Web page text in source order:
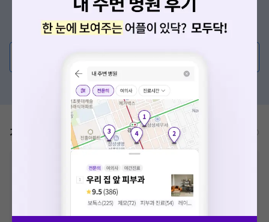
증상/치료, 궁금한 점이 있나요?
의사가 직접 답해드려요!
혹은, 의료상담 서비스에 다양한 게시글 보러가기
가격표 비급여/급여 진료란?
한 가격은 해당 의료기관에 직접 문의해주세요.
급여 항목의 경우, 건강보험심사평가원에 고지되어 있는 급여 진료 기준 가
격입니다. (진료와 연관된 복합적인 비용이 추가되어, 병원마다 금액이 다르게
산정될 수 있는 점 참고 바랍니다.)
※ 이벤트가, 할인가는VAT 포함